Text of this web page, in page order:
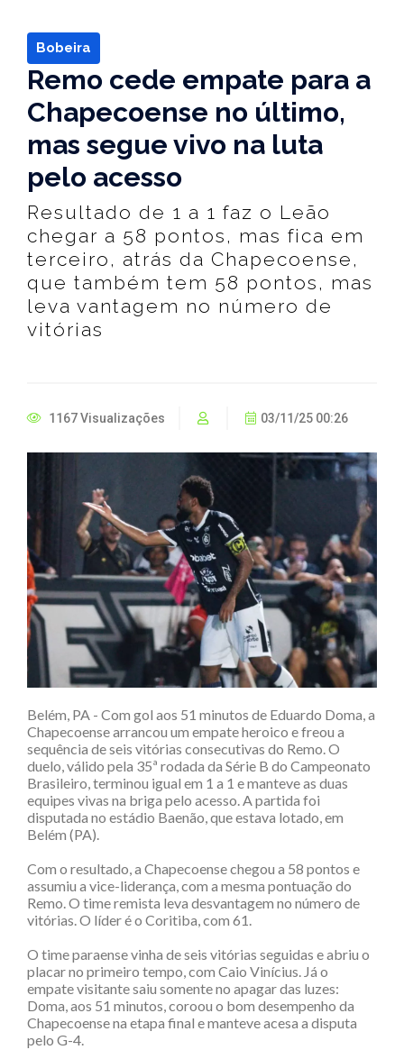
Bobeira
Remo cede empate para a
Chapecoense no último,
mas segue vivo na luta
pelo acesso
Resultado de 1 a 1 faz o Leão
chegar a 58 pontos, mas fica em
terceiro, atrás da Chapecoense,
que também tem 58 pontos, mas
leva vantagem no número de
vitórias
1167 Visualizações 03/11/25 00:26
Belém, PA - Com gol aos 51 minutos de Eduardo Doma, a
Chapecoense arrancou um empate heroico e freou a
sequência de seis vitórias consecutivas do Remo. O
duelo, válido pela 35ª rodada da Série B do Campeonato
Brasileiro, terminou igual em 1 a 1 e manteve as duas
equipes vivas na briga pelo acesso. A partida foi
disputada no estádio Baenão, que estava lotado, em
Belém (PA).
Com o resultado, a Chapecoense chegou a 58 pontos e
assumiu a vice-liderança, com a mesma pontuação do
Remo. O time remista leva desvantagem no número de
vitórias. O líder é o Coritiba, com 61.
O time paraense vinha de seis vitórias seguidas e abriu o
placar no primeiro tempo, com Caio Vinícius. Já o
empate visitante saiu somente no apagar das luzes:
Doma, aos 51 minutos, coroou o bom desempenho da
Chapecoense na etapa final e manteve acesa a disputa
pelo G-4.